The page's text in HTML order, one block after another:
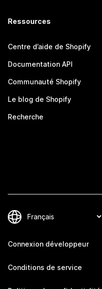
Ressources
Centre d’aide de Shopify
Documentation API
Communauté Shopify
Le blog de Shopify
Recherche
Connexion développeur
Conditions de service